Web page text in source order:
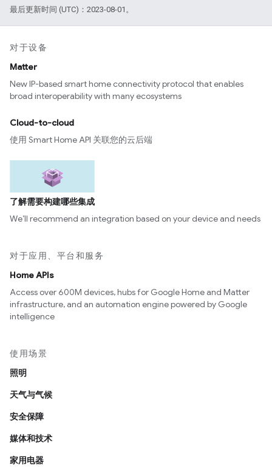
最后更新时间 (UTC)：2023-08-01。
对于设备
Matter
New IP-based smart home connectivity protocol that enables
broad interoperability with many ecosystems
Cloud-to-cloud
使用 Smart Home API 关联您的云后端
了解需要构建哪些集成
We’ll recommend an integration based on your device and needs
对于应用、平台和服务
Home APIs
Access over 600M devices, hubs for Google Home and Matter
infrastructure, and an automation engine powered by Google
intelligence
使用场景
照明
天气与气候
安全保障
媒体和技术
家用电器